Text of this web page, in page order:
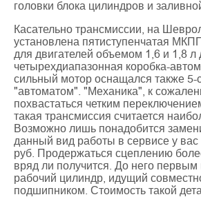
головки блока цилиндров и
Касательно трансмиссии, на
установлена пятиступенчатая
для двигателей объемом 1,6 и 1,8 л
четырехдиапазонная коробка-
сильный мотор оснащался также 5-
"автоматом". "Механика", к
похвастаться четким
такая трансмиссия считается
Возможно лишь понадобится
данный вид работы в сервисе у вас
руб. Продержаться сцеплению
вряд ли получится. До него первым
рабочий цилиндр, идущий
подшипником. Стоимость такой